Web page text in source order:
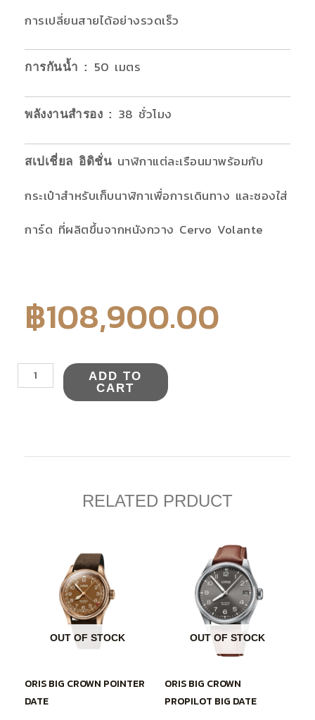
การเปลี่ยนสายได้อย่างรวดเร็ว
การกันน้ำ : 50 เมตร
พลังงานสำรอง : 38 ชั่วโมง
สเปเชี่ยล อิดิชั่น นาฬิกาแต่ละเรือนมาพร้อมกับ
กระเป๋าสำหรับเก็บนาฬิกาเพื่อการเดินทาง และซองใส่
การ์ด ที่ผลิตขึ้นจากหนังกวาง Cervo Volante
฿108,900.00
ORIS
BIG
VOLANTE
ADD TO
CART
RELATED PRDUCT
OUT OF STOCK
ORIS BIG CROWN POINTER
DATE
OUT OF STOCK
ORIS BIG CROWN
PROPILOT BIG DATE